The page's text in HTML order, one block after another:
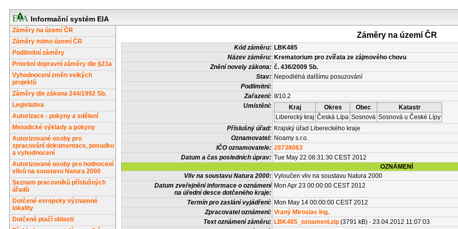
Informační systém EIA
Záměry na území ČR
Záměry mimo území ČR
Podlimitní záměry
Prioritní dopravní záměry dle §23a
Vyhodnocení změn velkých
projektů
Záměry dle zákona 244/1992 Sb.
Legislativa
Autorizace - pokyny a sdělení
Metodické výklady a pokyny
Autorizované osoby pro
zpracování dokumentace, posudku
a vyhodnocení
Autorizované osoby pro hodnocení
vlivů na soustavu Natura 2000
Seznam pracovníků příslušných
úřadů
Dotčené evropsky významné
lokality
Dotčené ptačí oblasti
Záměry na území ČR
Kód záměru: LBK485
Název záměru: Krematorium pro zvířata ze zájmového chovu
Znění novely zákona: č. 436/2009 Sb.
Stav: Nepodléhá dalšímu posuzování
Podlimitní:
Zařazení:
II/10.2
Umístění:
Kraj Okres Obec
Katastr
Liberecký kraj Česká Lípa Sosnová Sosnová u České Lípy
Příslušný úřad: Krajský úřad Libereckého kraje
Oznamovatel: Noamy s.r.o.
IČO oznamovatele: 28738063
Datum a čas posledních úprav: Tue May 22 08:31:30 CEST 2012
OZNÁMENÍ
Vliv na soustavu Natura 2000: Vyloučen vliv na soustavu Natura 2000
Datum zveřejnění informace o oznámení
na úřední desce dotčeného kraje:
Mon Apr 23 00:00:00 CEST 2012
Termín pro zaslání vyjádření: Mon May 14 00:00:00 CEST 2012
Zpracovatel oznámení: Vraný Miroslav Ing.
Text oznámení záměru: LBK485_oznameni.zip (3791 kB) - 23.04.2012 11:07:03